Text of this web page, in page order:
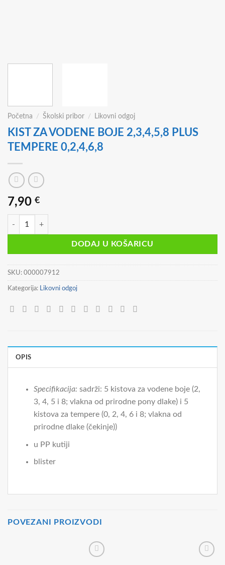
Početna / Školski pribor / Likovni odgoj
KIST ZA VODENE BOJE 2,3,4,5,8 PLUS
TEMPERE 0,2,4,6,8
7,90 €
KIST ZA VODENE BOJE 2,3,4,5,8 PLUS TEMPERE 0,2,4,6,8 količina
DODAJ U KOŠARICU
SKU: 000007912
Kategorija: Likovni odgoj
OPIS
Specifikacija: sadrži: 5 kistova za vodene boje (2,
3, 4, 5 i 8; vlakna od prirodne pony dlake) i 5
kistova za tempere (0, 2, 4, 6 i 8; vlakna od
prirodne dlake (čekinje))
u PP kutiji
blister
POVEZANI PROIZVODI